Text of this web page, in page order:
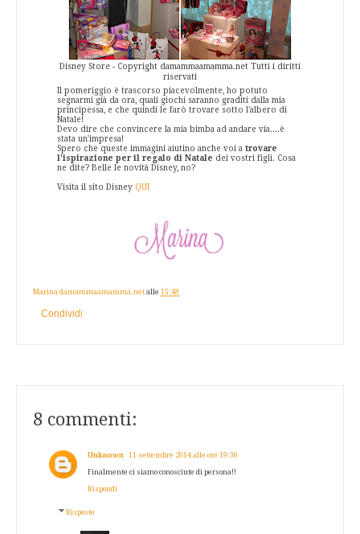
Disney Store - Copyright damammaamamma.net Tutti i diritti
riservati
Il pomeriggio è trascorso piacevolmente, ho potuto
segnarmi già da ora, quali giochi saranno graditi dalla mia
principessa, e che quindi le farò trovare sotto l'albero di
Natale!
Devo dire che convincere la mia bimba ad andare via....è
stata un'impresa!
Spero che queste immagini aiutino anche voi a trovare
l'ispirazione per il regalo di Natale dei vostri figli. Cosa
ne dite? Belle le novità Disney, no?
Visita il sito Disney QUI
Marina damammaamamma.net alle 15:48
Condividi
8 commenti:
Unknown 11 settembre 2014 alle ore 19:30
Finalmente ci siamo conosciute di persona!!
Rispondi
Risposte